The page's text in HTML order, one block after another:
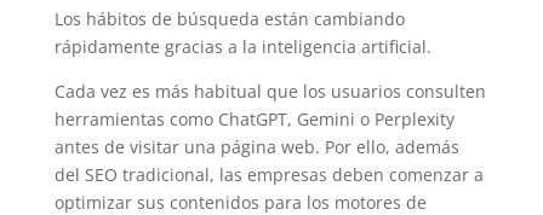
Los hábitos de búsqueda están cambiando
rápidamente gracias a la inteligencia artificial.
Cada vez es más habitual que los usuarios consulten
herramientas como ChatGPT, Gemini o Perplexity
antes de visitar una página web. Por ello, además
del SEO tradicional, las empresas deben comenzar a
optimizar sus contenidos para los motores de